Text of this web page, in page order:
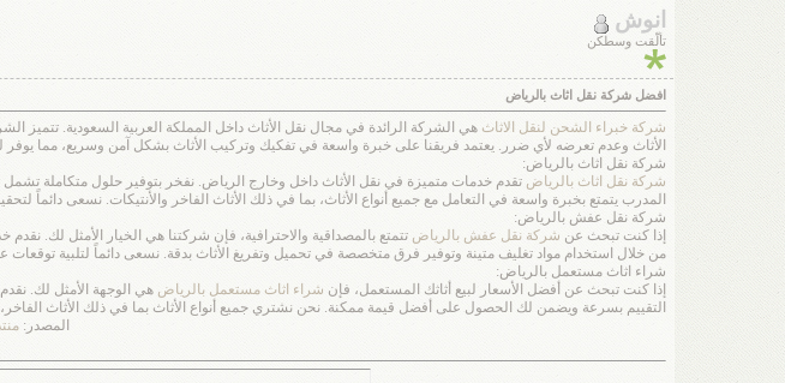
انوش
تألّقت وسطكن
افضل شركة نقل اثاث بالرياض
شركة خبراء الشحن لنقل الاثاث هي الشركة الرائدة في مجال نقل الأثاث داخل المملكة العربية السعودية. تتميز
الأثاث وعدم تعرضه لأي ضرر. يعتمد فريقنا على خبرة واسعة في تفكيك وتركيب الأثاث بشكل آمن وسريع، مما يوفر
شركة نقل اثاث بالرياض:
شركة نقل اثاث بالرياض تقدم خدمات متميزة في نقل الأثاث داخل وخارج الرياض. نفخر بتوفير حلول متكاملة تشمل
المدرب يتمتع بخبرة واسعة في التعامل مع جميع أنواع الأثاث، بما في ذلك الأثاث الفاخر والأنتيكات. نسعى دائماً
شركة نقل عفش بالرياض:
إذا كنت تبحث عن شركة نقل عفش بالرياض تتمتع بالمصداقية والاحترافية، فإن شركتنا هي الخيار الأمثل
من خلال استخدام مواد تغليف متينة وتوفير فرق متخصصة في تحميل وتفريغ الأثاث بدقة. نسعى دائماً لتلبية توقعات
شراء اثاث مستعمل بالرياض:
إذا كنت تبحث عن أفضل الأسعار لبيع أثاثك المستعمل، فإن شراء اثاث مستعمل بالرياض هي الوجهة الأمثل لك.
التقييم بسرعة ويضمن لك الحصول على أفضل قيمة ممكنة. نحن نشتري جميع أنواع الأثاث بما في ذلك الأثاث
المصدر: